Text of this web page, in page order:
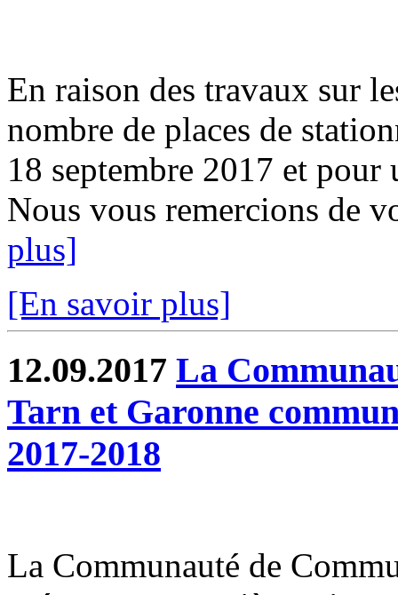
En raison des travaux sur
nombre de places de
18 septembre 2017 et
Nous vous remercions de
plus]
[En savoir plus]
12.09.2017 La
Tarn et Garonne
2017-2018
La Communauté de